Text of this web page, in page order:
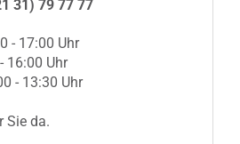
31) 79 77 77
- 17:00 Uhr
16:00 Uhr
- 13:30 Uhr
Sie da.